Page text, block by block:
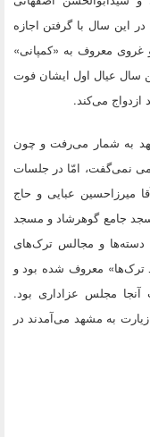
که در این سال با گرفتن اجازه‌
غروی معروف به «کمپانی»
سال عیال اول ایشان فوت
می‌کند.
به شمار می‌رفت و چون
نمی‌گفت، امّا در جلسات
میرزاحسین عبایی و حاج
جامع گوهرشاد و مسجد
و مجالس ترک‌های
ترک‌ها» معروف شده بود و
مجلس عزاداری بود.
به مشهد می‌آمدند در